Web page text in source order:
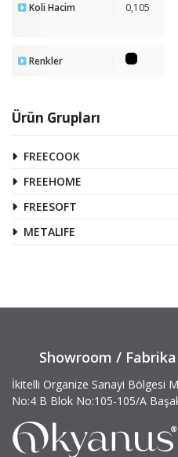
Ürün Grupları
FREECOOK
FREEHOME
FREESOFT
METALIFE
Koli Hacim 0,105
Renkler
Showroom / Fabrika
İkitelli Organize Sanayi Bölgesi
No:4 B Blok No:105-105/A